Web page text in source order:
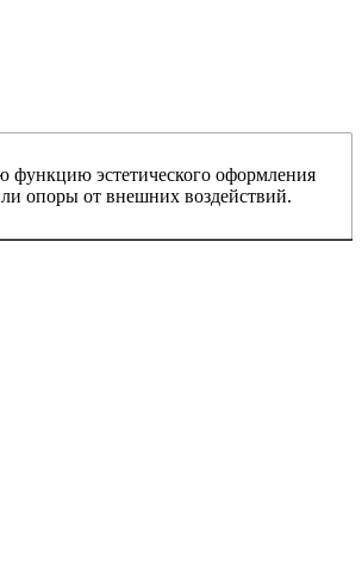
функцию эстетического оформления
опоры от внешних воздействий.